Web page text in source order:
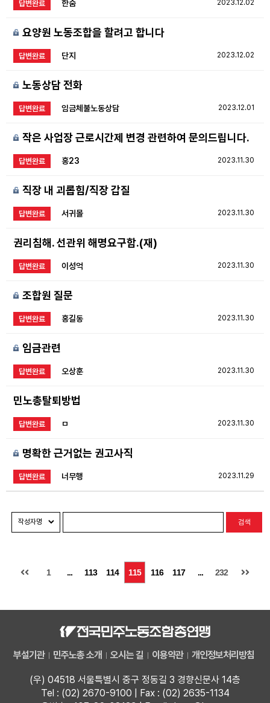
답변완료 2023.12.02
한숨
요양원 노동조합을 할려고 합니다
답변완료 2023.12.02
단지
노동상담 전화
답변완료 2023.12.01
임금체불노동상담
작은 사업장 근로시간제 변경 관련하여 문의드립니다.
답변완료 2023.11.30
홍23
직장 내 괴롭힘/직장 갑질
답변완료 2023.11.30
서귀몰
권리침해. 선관위 해명요구함.(재)
답변완료 2023.11.30
이성억
조합원 질문
답변완료 2023.11.30
홍길동
임금관련
답변완료 2023.11.30
오상훈
민노총탈퇴방법
답변완료 2023.11.30
ㅁ
명확한 근거없는 권고사직
답변완료 2023.11.29
너무행
검색
1 ... 113 114 115 116 117 ... 232
부설기관 민주노총 소개 오시는 길 이용약관 개인정보처리방침
(우) 04518 서울특별시 중구 정동길 3 경향신문사 14층
Tel : (02) 2670-9100 | Fax : (02) 2635-1134